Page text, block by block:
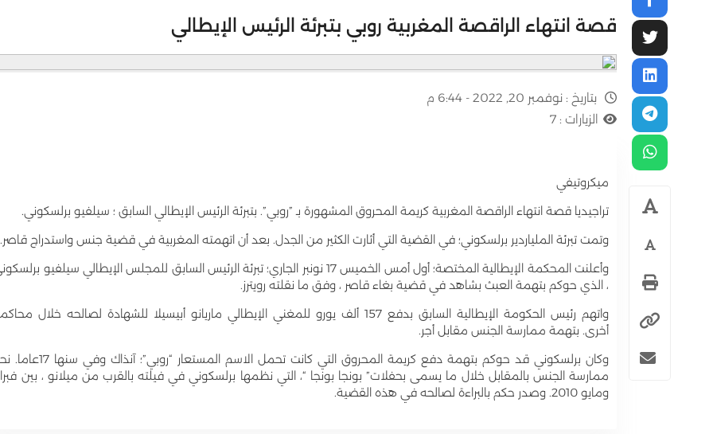
قصة انتهاء الراقصة المغربية روبي بتبرئة الرئيس الإيطالي
بتاريخ : نوفمبر 20, 2022 - 6:44 م
الزيارات : 7
ميكروتيفي
تراجيديا قصة انتهاء الراقصة المغربية كريمة المحروق المشهورة بـ ”روبي”. بتبرئة الرئيس الإيطالي السابق ؛ سيلفيو برلسكوني.
وتمت تبرئة الملياردير برلسكوني؛ في القضية التي أثارت الكثير من الجدل. بعد أن اتهمته المغربية في قضية جنس واستدراج قاصر.
وأعلنت المحكمة الإيطالية المختصة؛ أول أمس الخميس 17 نونبر الجاري؛ تبرئة الرئيس السابق للمجلس الإيطالي سيلفيو
، الذي حوكم بتهمة العبث بشاهد في قضية بغاء قاصر ، وفق ما نقلته رويترز.
واتهم رئيس الحكومة الإيطالية السابق بدفع 157 ألف يورو للمغني الإيطالي ماريانو أبيسيلا للشهادة لصالحه خلال
أخرى. بتهمة ممارسة الجنس مقابل أجر.
وكان برلسكوني قد حوكم بتهمة دفع كريمة المحروق التي كانت تحمل الاسم المستعار “روبي”؛
ممارسة الجنس بالمقابل خلال ما يسمى بحفلات” بونجا بونجا “، التي نظمها برلسكوني في فيلته بالقرب من ميلانو ، بين
ومايو 2010. وصدر حكم بالبراءة لصالحه في هذه القضية.